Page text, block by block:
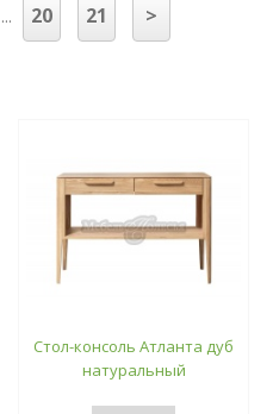
... 20 21 >
Стол-консоль Атланта дуб
натуральный